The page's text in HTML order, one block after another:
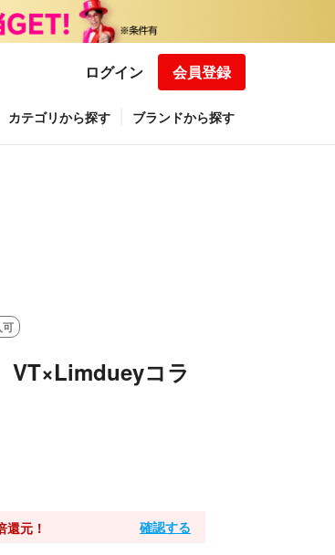
ログイン 会員登録
カテゴリから探す ブランドから探す
可
コラ
還元！ 確認する